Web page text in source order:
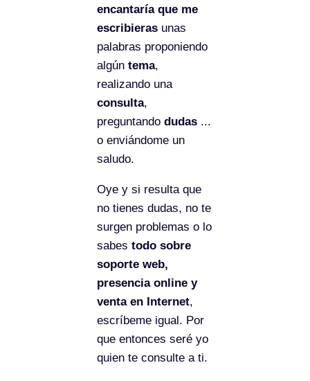
encantaría que me
escribieras unas
palabras proponiendo
algún tema,
realizando una
consulta,
preguntando dudas ...
o enviándome un
saludo.
Oye y si resulta que
no tienes dudas, no te
surgen problemas o lo
sabes todo sobre
soporte web,
presencia online y
venta en Internet,
escríbeme igual. Por
que entonces seré yo
quien te consulte a ti.